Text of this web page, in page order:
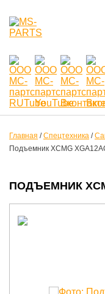
Главная /Спецтехника /
Подъемник XCMG
ПОДЪЕМНИК